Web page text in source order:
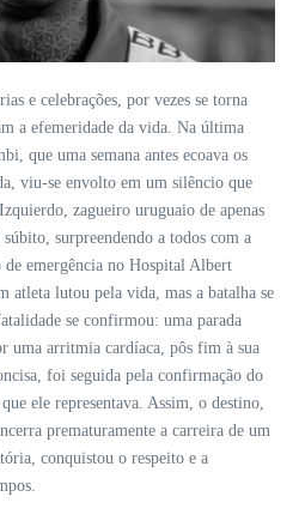
e celebrações, por vezes se torna
a efemeridade da vida. Na última
que uma semana antes ecoava os
viu-se envolto em um silêncio que
zagueiro uruguaio de apenas
surpreendendo a todos com a
emergência no Hospital Albert
atleta lutou pela vida, mas a batalha se
se confirmou: uma parada
uma arritmia cardíaca, pôs fim à sua
foi seguida pela confirmação do
ele representava. Assim, o destino,
prematuramente a carreira de um
conquistou o respeito e a